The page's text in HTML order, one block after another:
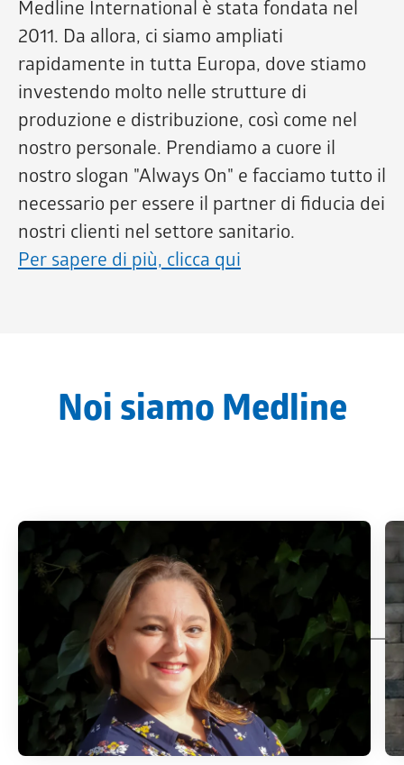
Medline International è stata fondata nel
2011. Da allora, ci siamo ampliati
rapidamente in tutta Europa, dove stiamo
investendo molto nelle strutture di
produzione e distribuzione, così come nel
nostro personale. Prendiamo a cuore il
nostro slogan "Always On" e facciamo tutto il
necessario per essere il partner di fiducia dei
nostri clienti nel settore sanitario.
Per sapere di più, clicca qui
Noi siamo Medline